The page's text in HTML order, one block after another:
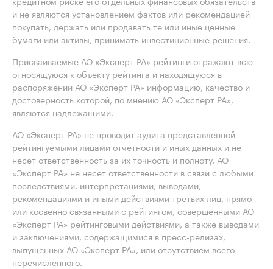
и не являются установлением фактов или рекомендацией
покупать, держать или продавать те или иные ценные
бумаги или активы, принимать инвестиционные решения.
Присваиваемые АО «Эксперт РА» рейтинги отражают всю
относящуюся к объекту рейтинга и находящуюся в
распоряжении АО «Эксперт РА» информацию, качество и
достоверность которой, по мнению АО «Эксперт РА»,
являются надлежащими.
АО «Эксперт РА» не проводит аудита представленной
рейтингуемыми лицами отчётности и иных данных и не
несёт ответственность за их точность и полноту. АО
«Эксперт РА» не несет ответственности в связи с любыми
последствиями, интерпретациями, выводами,
рекомендациями и иными действиями третьих лиц, прямо
или косвенно связанными с рейтингом, совершенными АО
«Эксперт РА» рейтинговыми действиями, а также выводами
и заключениями, содержащимися в пресс-релизах,
выпущенных АО «Эксперт РА», или отсутствием всего
перечисленного.